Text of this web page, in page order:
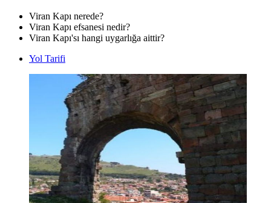
Viran Kapı nerede?
Viran Kapı efsanesi nedir?
Viran Kapı'sı hangi uygarlığa aittir?
Yol Tarifi